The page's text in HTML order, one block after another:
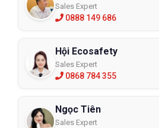
Sales Expert
0888 149 686
Hội Ecosafety
Sales Expert
0868 784 355
Ngọc Tiên
Sales Expert